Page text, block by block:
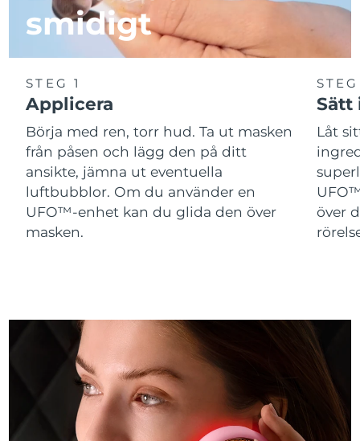
smidigt
STEG 1
Applicera
Börja med ren, torr hud. Ta ut masken
från påsen och lägg den på ditt
ansikte, jämna ut eventuella
luftbubblor. Om du använder en
UFO™-enhet kan du glida den över
masken.
Sätt
Låt
över
Slovakien 8/9/26
Sydafrika 8/17/26
Sydkorea Förväntad leverans 8/11/26
Spanien Förväntad leverans 8/9/26
Sverige
Thailand Förväntad leverans 8/13/26
Förväntad leverans 8/10/26
Förenade
Arabemiraten
Förväntad leverans